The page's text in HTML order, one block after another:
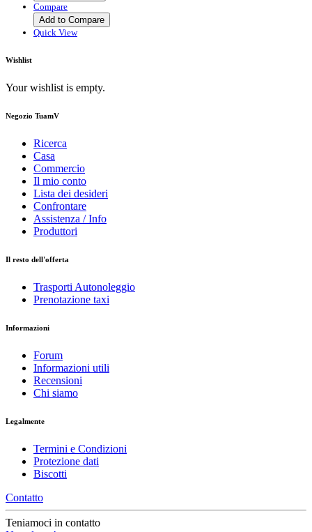
Compare
Add to Compare
Quick View
Wishlist
Your wishlist is empty.
Negozio TuamV
Ricerca
Casa
Commercio
Il mio conto
Lista dei desideri
Confrontare
Assistenza / Info
Produttori
Il resto dell'offerta
Trasporti Autonoleggio
Prenotazione taxi
Informazioni
Forum
Informazioni utili
Recensioni
Chi siamo
Legalmente
Termini e Condizioni
Protezione dati
Biscotti
Contatto
Teniamoci in contatto